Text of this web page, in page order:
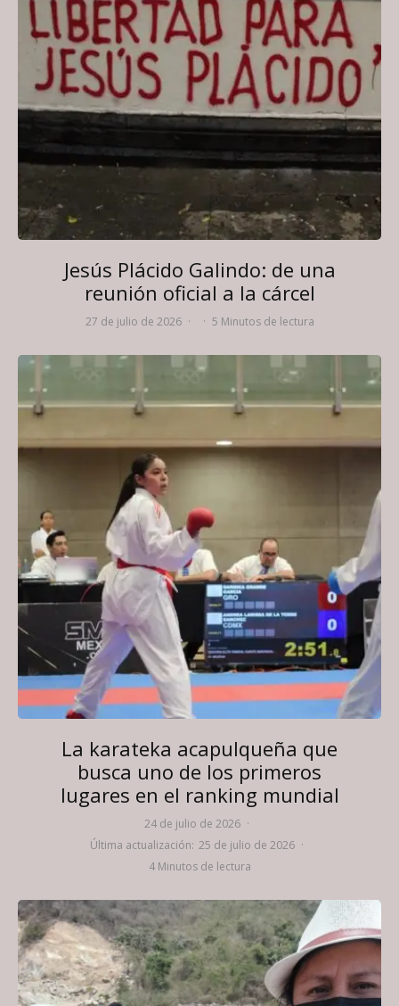
Jesús Plácido Galindo: de una
reunión oficial a la cárcel
27 de julio de 2026 · · 5 Minutos de lectura
La karateka acapulqueña que
busca uno de los primeros
lugares en el ranking mundial
24 de julio de 2026 ·
Última actualización: 25 de julio de 2026 ·
4 Minutos de lectura